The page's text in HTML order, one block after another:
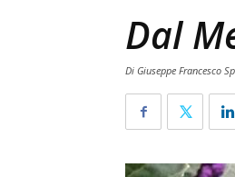
Dal
Di Giuseppe Francesco